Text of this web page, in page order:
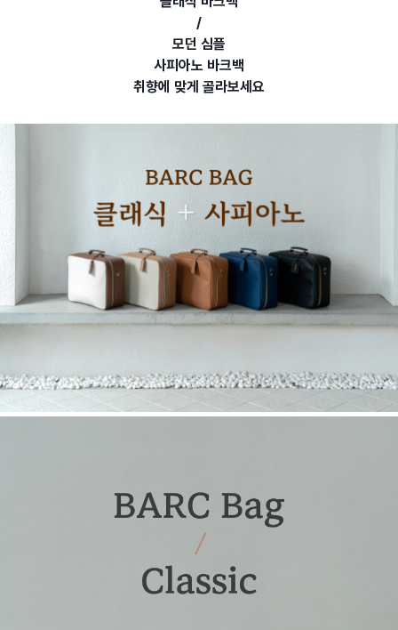
/
모던 심플
사피아노 바크백
취향에 맞게 골라보세요